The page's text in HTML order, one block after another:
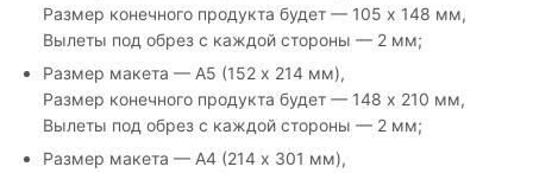
Размер конечного продукта будет — 105 х 148 мм,
Вылеты под обрез с каждой стороны — 2 мм;
Размер макета — А5 (152 х 214 мм),
Размер конечного продукта будет — 148 х 210 мм,
Вылеты под обрез с каждой стороны — 2 мм;
Размер макета — А4 (214 х 301 мм),